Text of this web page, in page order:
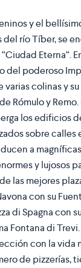
y el
río Tíber, se
Eterna“.
del poderoso
varias colinas y
Rómulo y
los edificios
sobre calles
a
y lujosos
las mejores
con su
di Spagna con
Fontana di
con la vida
de pizzerías,